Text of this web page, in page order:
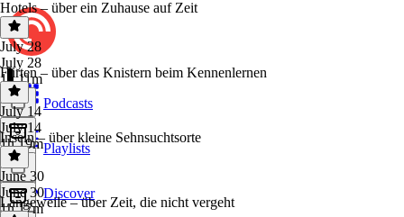
Podcasts
Playlists
Discover
Hotels – über ein Zuhause auf Zeit
July 28
July 28
1h 11m
Flirten – über das Knistern beim Kennenlernen
July 14
July 14
1h 19m
Inseln – über kleine Sehnsuchtsorte
June 30
June 30
1h 17m
Langeweile – über Zeit, die nicht vergeht